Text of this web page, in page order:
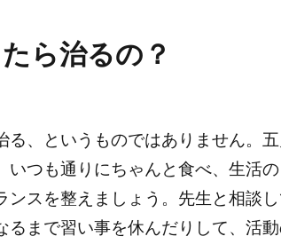
ら治るの？
、というものではありません。
いつも通りにちゃんと食べ、生活
ンスを整えましょう。先生と相談
るまで習い事を休んだりして、活